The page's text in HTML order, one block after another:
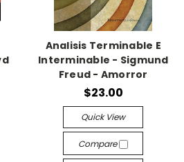
Analisis Terminable E
Interminable - Sigmund
Freud - Amorror
$23.00
Quick View
Compare